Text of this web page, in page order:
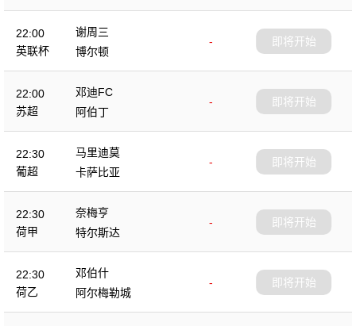
22:00
英联杯
谢周三
-
博尔顿
即将开始
22:00
苏超
邓迪FC
-
阿伯丁
即将开始
22:30
葡超
马里迪莫
-
卡萨比亚
即将开始
22:30
荷甲
奈梅亨
-
特尔斯达
即将开始
22:30
荷乙
邓伯什
-
阿尔梅勒城
即将开始